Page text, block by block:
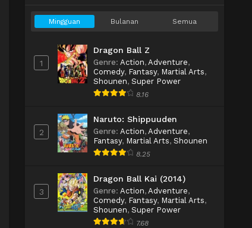
Mingguan Bulanan Semua
1
Dragon Ball Z
Genre: Action, Adventure,
Comedy, Fantasy, Martial Arts,
Shounen, Super Power
8.16
2
Naruto: Shippuuden
Genre: Action, Adventure,
Fantasy, Martial Arts, Shounen
8.25
3
Dragon Ball Kai (2014)
Genre: Action, Adventure,
Comedy, Fantasy, Martial Arts,
Shounen, Super Power
7.68